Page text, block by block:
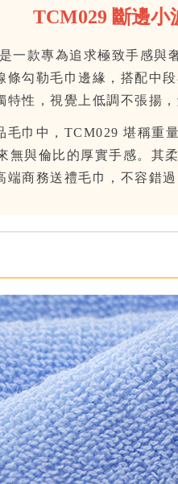
TCM029 斷邊小
是一款專為追求極致手感與
條勾勒毛巾邊緣，搭配中
特性，視覺上低調不張揚
毛巾中，TCM029 堪稱重
無與倫比的厚實手感。其
端商務送禮毛巾，不容錯